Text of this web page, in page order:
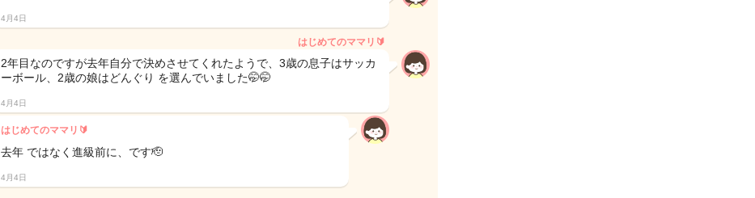
4月4日
はじめてのママリ🔰
2年目なのですが去年自分で決めさせてくれたようで、3歳の息子はサッカ
ーボール、2歳の娘はどんぐり を選んでいました🤭🤭
4月4日
はじめてのママリ🔰
去年 ではなく進級前に、です🫡
4月4日